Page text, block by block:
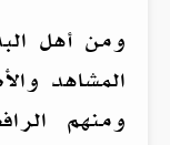
ومن أهل
المشاهد
ومنهم